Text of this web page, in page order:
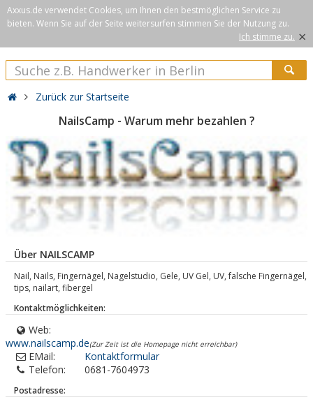
Axxus.de verwendet Cookies, um Ihnen den bestmöglichen Service zu
bieten. Wenn Sie auf der Seite weitersurfen stimmen Sie der Nutzung zu.
Ich stimme zu. ×
Zurück zur Startseite
NailsCamp - Warum mehr bezahlen ?
Über NAILSCAMP
Nail, Nails, Fingernägel, Nagelstudio, Gele, UV Gel, UV, falsche Fingernägel,
tips, nailart, fibergel
Kontaktmöglichkeiten:
Web:
www.nailscamp.de(Zur Zeit ist die Homepage nicht erreichbar)
EMail:
Kontaktformular
Telefon:
0681-7604973
Postadresse: